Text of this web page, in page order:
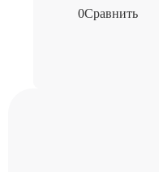
0Сравнить